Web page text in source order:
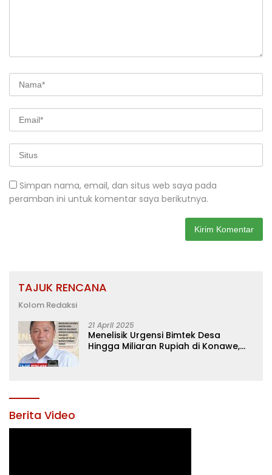
Simpan nama, email, dan situs web saya pada
peramban ini untuk komentar saya berikutnya.
TAJUK RENCANA
Kolom Redaksi
21 April 2025
Menelisik Urgensi Bimtek Desa
Hingga Miliaran Rupiah di Konawe,
Berita Video